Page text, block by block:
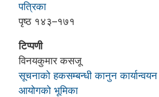
पत्रिका
पृष्ठ १४३–१७१
टिप्पणी
विनयकुमार कसजू
सूचनाको हकसम्बन्धी कानुन कार्यान्वयन
आयोगको भूमिका